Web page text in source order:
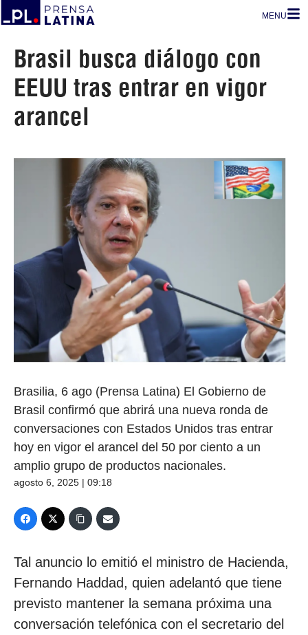
MENU
Brasil busca diálogo con
EEUU tras entrar en vigor
arancel
Brasilia, 6 ago (Prensa Latina) El Gobierno de
Brasil confirmó que abrirá una nueva ronda de
conversaciones con Estados Unidos tras entrar
hoy en vigor el arancel del 50 por ciento a un
amplio grupo de productos nacionales.
agosto 6, 2025 | 09:18
Tal anuncio lo emitió el ministro de Hacienda,
Fernando Haddad, quien adelantó que tiene
previsto mantener la semana próxima una
conversación telefónica con el secretario del